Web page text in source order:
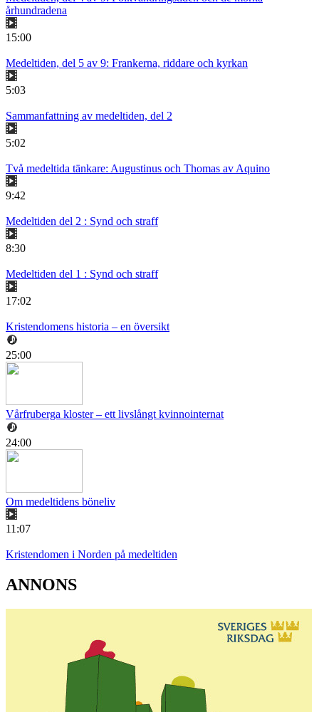
århundradena
15:00
Medeltiden, del 5 av 9: Frankerna, riddare och kyrkan
5:03
Sammanfattning av medeltiden, del 2
5:02
Två medeltida tänkare: Augustinus och Thomas av Aquino
9:42
Medeltiden del 2 : Synd och straff
8:30
Medeltiden del 1 : Synd och straff
17:02
Kristendomens historia – en översikt
25:00
Vårfruberga kloster – ett livslångt kvinnointernat
24:00
Om medeltidens böneliv
11:07
Kristendomen i Norden på medeltiden
ANNONS